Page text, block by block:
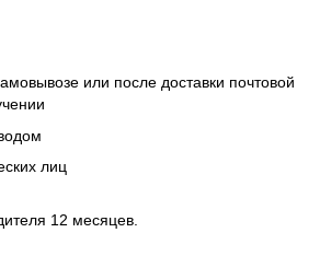
или после доставки почтовой
лиц
12 месяцев.